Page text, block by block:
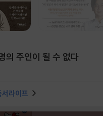
의 주인이 될 수 없다
서라이프